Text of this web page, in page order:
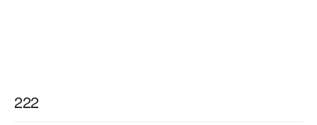
222